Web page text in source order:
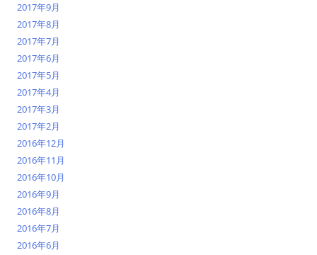
2017年9月
2017年8月
2017年7月
2017年6月
2017年5月
2017年4月
2017年3月
2017年2月
2016年12月
2016年11月
2016年10月
2016年9月
2016年8月
2016年7月
2016年6月